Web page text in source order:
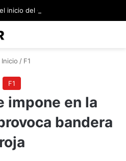
Inicio / F1
F1
impone en la
bandera
roja